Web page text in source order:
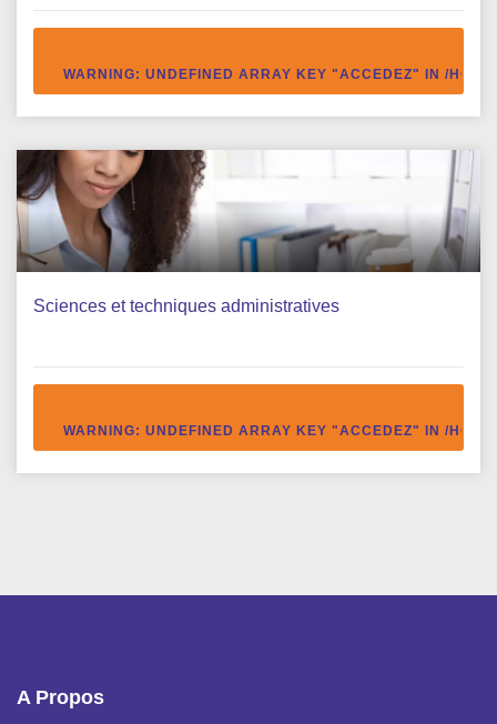
WARNING: UNDEFINED ARRAY KEY "ACCEDEZ" IN /
Sciences et techniques administratives
WARNING: UNDEFINED ARRAY KEY "ACCEDEZ" IN /
A Propos